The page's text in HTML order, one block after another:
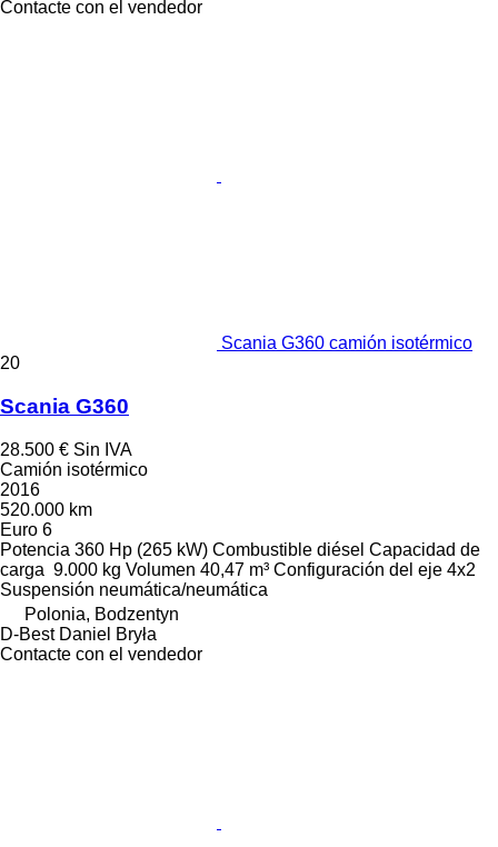
Contacte con el vendedor
Scania G360 camión isotérmico
20
Scania G360
28.500 € Sin IVA
Camión isotérmico
2016
520.000 km
Euro 6
Potencia 360 Hp (265 kW) Combustible diésel Capacidad de
carga 9.000 kg Volumen 40,47 m³ Configuración del eje 4x2
Suspensión neumática/neumática
Polonia, Bodzentyn
D-Best Daniel Bryła
Contacte con el vendedor